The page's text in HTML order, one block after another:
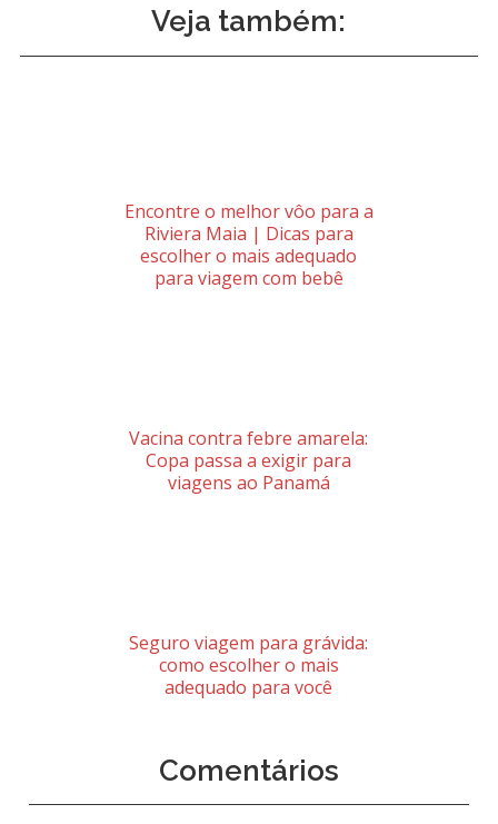
Veja também:
Encontre o melhor vôo para a
Riviera Maia | Dicas para
escolher o mais adequado
para viagem com bebê
Vacina contra febre amarela:
Copa passa a exigir para
viagens ao Panamá
Seguro viagem para grávida:
como escolher o mais
adequado para você
Comentários